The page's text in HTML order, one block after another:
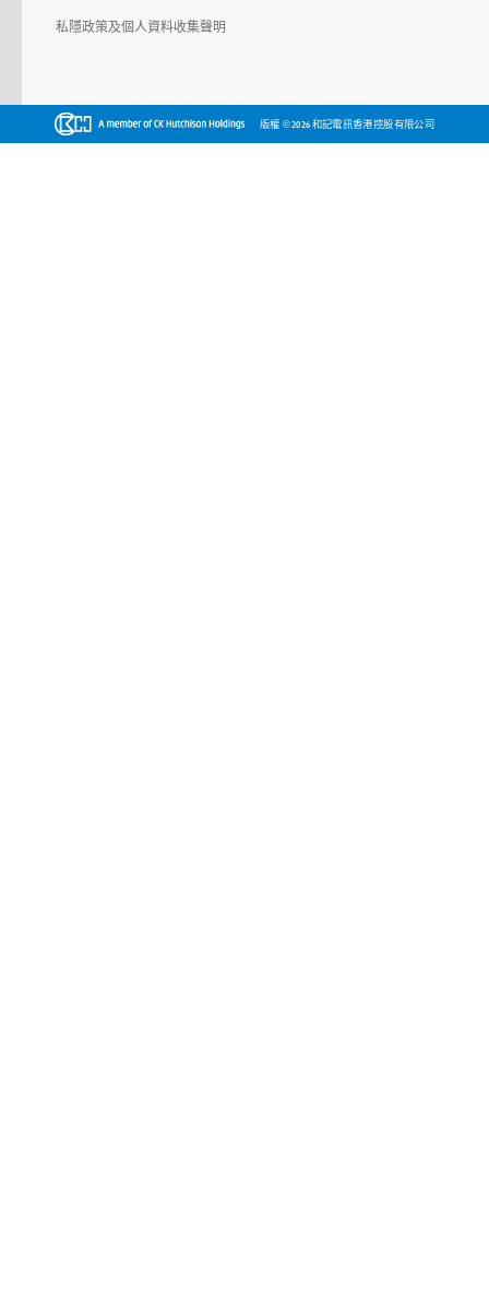
私隱政策及個人資料收集聲明
版權 ©2026 和記電訊香港控股有限公司